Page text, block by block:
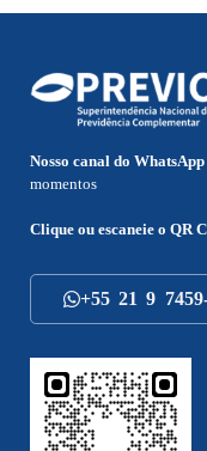
Nosso canal do WhatsApp
momentos
Clique ou escaneie o QR
+55 21 9